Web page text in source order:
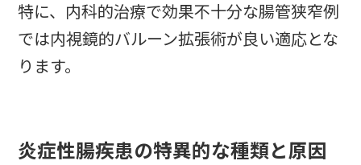
特に、内科的治療で効果不十分な腸管狭窄例
では内視鏡的バルーン拡張術が良い適応とな
ります。
炎症性腸疾患の特異的な種類と原因